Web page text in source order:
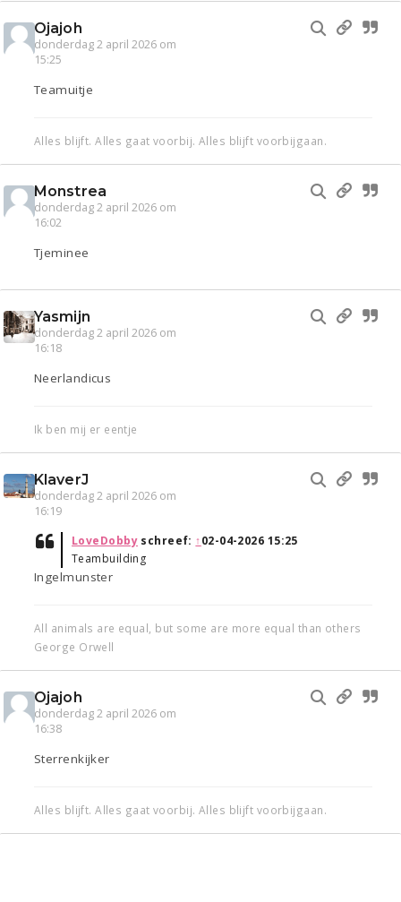
Ojajoh
donderdag 2 april 2026 om
15:25
Teamuitje
Alles blijft. Alles gaat voorbij. Alles blijft voorbijgaan.
Monstrea
donderdag 2 april 2026 om
16:02
Tjeminee
Yasmijn
donderdag 2 april 2026 om
16:18
Neerlandicus
Ik ben mij er eentje
KlaverJ
donderdag 2 april 2026 om
16:19
LoveDobbyschreef: ↑02-04-2026 15:25
Teambuilding
Ingelmunster
All animals are equal, but some are more equal than others
George Orwell
Ojajoh
donderdag 2 april 2026 om
16:38
Sterrenkijker
Alles blijft. Alles gaat voorbij. Alles blijft voorbijgaan.